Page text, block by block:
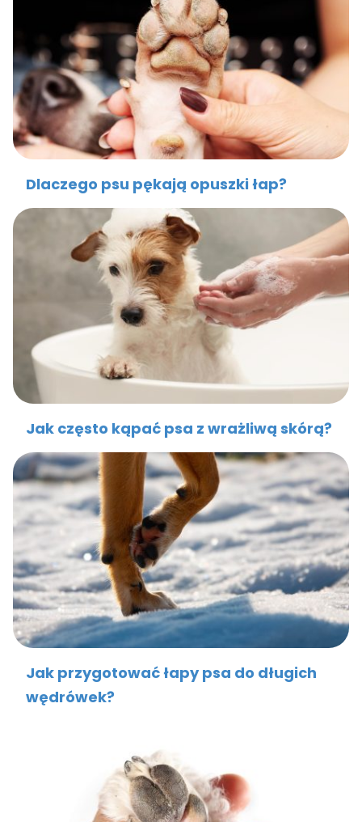
Dlaczego psu pękają opuszki łap?
Jak często kąpać psa z wrażliwą skórą?
Jak przygotować łapy psa do długich
wędrówek?